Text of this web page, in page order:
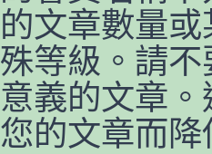
文章數量
等級。請
義的文章
的文章而